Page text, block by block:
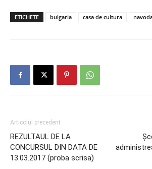
ETICHETE bulgaria casa de cultura
Articolul precedent
REZULTAUL DE LA
CONCURSUL DIN DATA DE
13.03.2017 (proba scrisa)